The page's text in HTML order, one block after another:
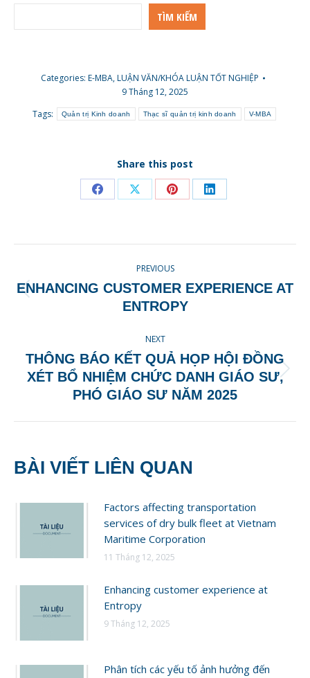
TÌM KIẾM
Categories: E-MBA,LUẬN VĂN/KHÓA LUẬN TỐT NGHIỆP
9 Tháng 12, 2025
Tags:
Quản trị Kinh doanh Thạc sĩ quản trị kinh doanh V-MBA
Share this post
Share
Facebook
Share
X
Share
Pinterest
Share
LinkedIn
NAVIGATION
PREVIOUS
Previous
post:
ENHANCING CUSTOMER EXPERIENCE AT
ENTROPY
NEXT
Next
post:
THÔNG BÁO KẾT QUẢ HỌP HỘI ĐỒNG
XÉT BỔ NHIỆM CHỨC DANH GIÁO SƯ,
PHÓ GIÁO SƯ NĂM 2025
BÀI VIẾT LIÊN QUAN
Factors affecting transportation
services of dry bulk fleet at Vietnam
Maritime Corporation
11 Tháng 12, 2025
Enhancing customer experience at
Entropy
9 Tháng 12, 2025
Phân tích các yếu tố ảnh hưởng đến